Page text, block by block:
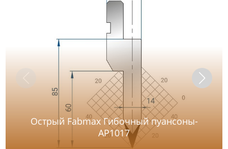
Острый Fabmax Гибочный пуансоны-
AP1017